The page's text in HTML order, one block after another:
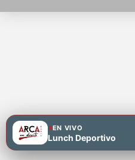
EN VIVO
Lunch Deportivo